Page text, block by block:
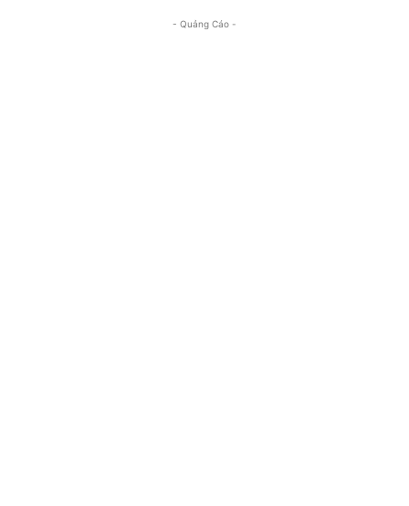
- Quảng Cáo -